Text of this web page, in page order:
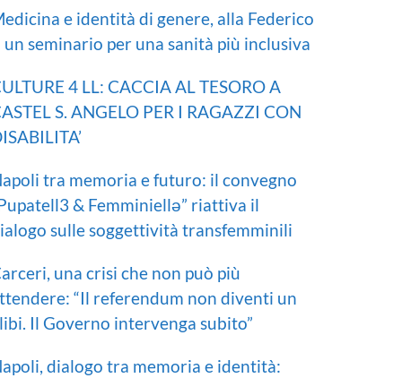
e identità di genere, alla Federico
un seminario per una sanità più inclusiva
4 LL: CACCIA AL TESORO A
S. ANGELO PER I RAGAZZI CON
tra memoria e futuro: il convegno
& Femminiellə” riattiva il
sulle soggettività transfemminili
una crisi che non può più
“Il referendum non diventi un
Il Governo intervenga subito”
dialogo tra memoria e identità: